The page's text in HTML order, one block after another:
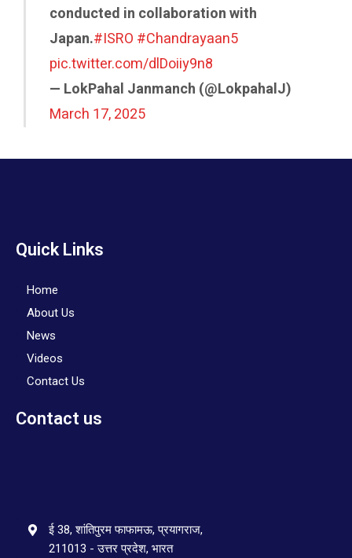
conducted in collaboration with
Japan.#ISRO #Chandrayaan5
pic.twitter.com/dlDoiiy9n8
— LokPahal Janmanch (@LokpahalJ)
March 17, 2025
Quick Links
Home
About Us
News
Videos
Contact Us
Contact us
ई 38, शांतिपुरम फाफामऊ, प्रयागराज,
211013 - उत्तर प्रदेश, भारत